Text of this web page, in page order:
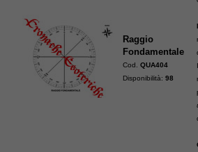
Raggio
Fondamentale
Cod.QUA404
Disponibilità:98